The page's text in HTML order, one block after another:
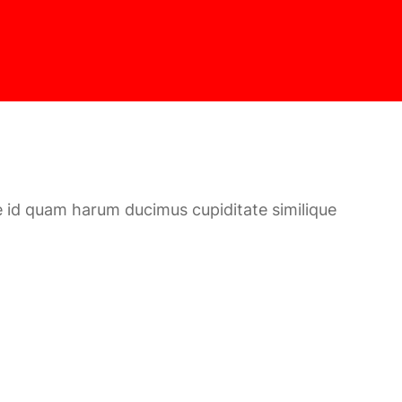
quam harum ducimus cupiditate similique